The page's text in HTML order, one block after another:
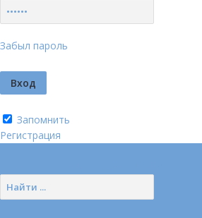
Забыл пароль
Запомнить
Регистрация